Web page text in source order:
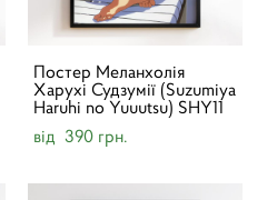
Постер Меланхолія
Харухі Судзумії (Suzumiya
Haruhi no Yuuutsu) SHY11
від 390 грн.